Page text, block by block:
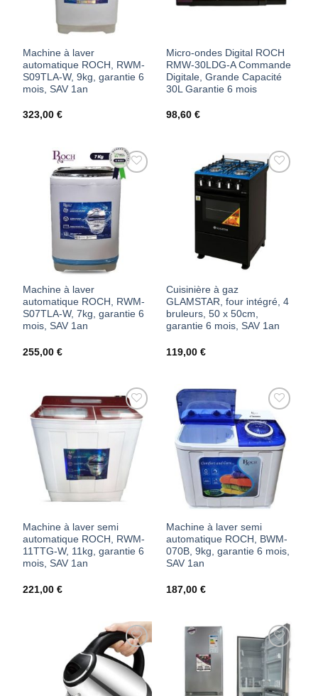
Machine à laver
automatique ROCH, RWM-
S09TLA-W, 9kg, garantie 6
mois, SAV 1an
323,00€
Micro-ondes Digital ROCH
RMW-30LDG-A Commande
Digitale, Grande Capacité
30L Garantie 6 mois
98,60 €
AJOUTER
À MES
FAVORIS
Machine à laver
automatique ROCH, RWM-
S07TLA-W, 7kg, garantie 6
mois, SAV 1an
255,00€
AJOUTER
À MES
Cuisinière à gaz
GLAMSTAR, four intégré, 4
bruleurs, 50 x 50cm,
garantie 6 mois, SAV 1an
119,00 €
AJOUTER
Machine à laver semi
automatique ROCH, RWM-
11TTG-W, 11kg, garantie 6
mois, SAV 1an
221,00€
AJOUTER
À MES
FAVORIS
Machine à laver semi
automatique ROCH, BWM-
070B, 9kg, garantie 6 mois,
SAV 1an
187,00 €
AJOUTER
À MES
FAVORIS
AJOUTER
À MES
FAVORIS